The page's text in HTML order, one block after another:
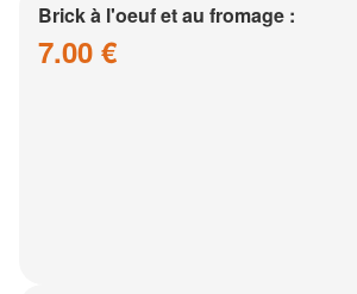
Brick à l'oeuf et au fromage :
7.00 €